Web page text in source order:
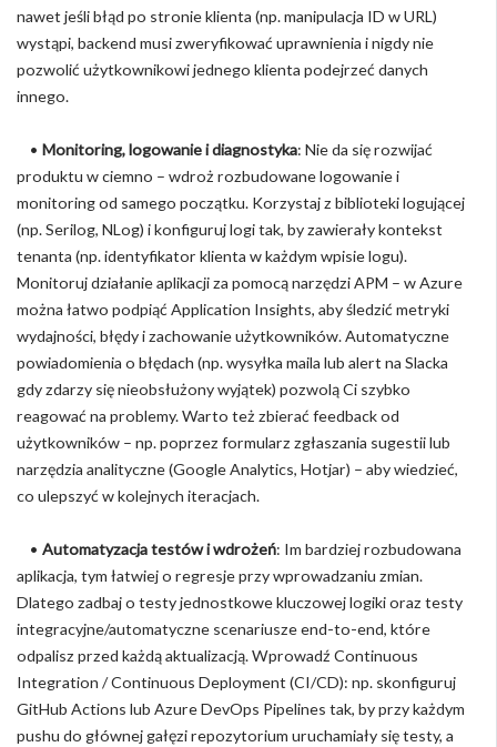
nawet jeśli błąd po stronie klienta (np. manipulacja ID w URL)
wystąpi, backend musi zweryfikować uprawnienia i nigdy nie
pozwolić użytkownikowi jednego klienta podejrzeć danych
innego.
• Monitoring, logowanie i diagnostyka: Nie da się rozwijać
produktu w ciemno – wdroż rozbudowane logowanie i
monitoring od samego początku. Korzystaj z biblioteki logującej
(np. Serilog, NLog) i konfiguruj logi tak, by zawierały kontekst
tenanta (np. identyfikator klienta w każdym wpisie logu).
Monitoruj działanie aplikacji za pomocą narzędzi APM – w Azure
można łatwo podpiąć Application Insights, aby śledzić metryki
wydajności, błędy i zachowanie użytkowników. Automatyczne
powiadomienia o błędach (np. wysyłka maila lub alert na Slacka
gdy zdarzy się nieobsłużony wyjątek) pozwolą Ci szybko
reagować na problemy. Warto też zbierać feedback od
użytkowników – np. poprzez formularz zgłaszania sugestii lub
narzędzia analityczne (Google Analytics, Hotjar) – aby wiedzieć,
co ulepszyć w kolejnych iteracjach.
• Automatyzacja testów i wdrożeń: Im bardziej rozbudowana
aplikacja, tym łatwiej o regresje przy wprowadzaniu zmian.
Dlatego zadbaj o testy jednostkowe kluczowej logiki oraz testy
integracyjne/automatyczne scenariusze end-to-end, które
odpalisz przed każdą aktualizacją. Wprowadź Continuous
Integration / Continuous Deployment (CI/CD): np. skonfiguruj
GitHub Actions lub Azure DevOps Pipelines tak, by przy każdym
pushu do głównej gałęzi repozytorium uruchamiały się testy, a